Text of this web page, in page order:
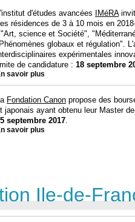
d'études avancées IMéRA
résidences de 3 à 10 mois en
science et Société",
globaux et régulation".
expérimentales
de candidature : 18 septembre
savoir plus
Fondation Canon propose des
japonais ayant obtenu leur Master
septembre 2017.
savoir plus
Ile-de-